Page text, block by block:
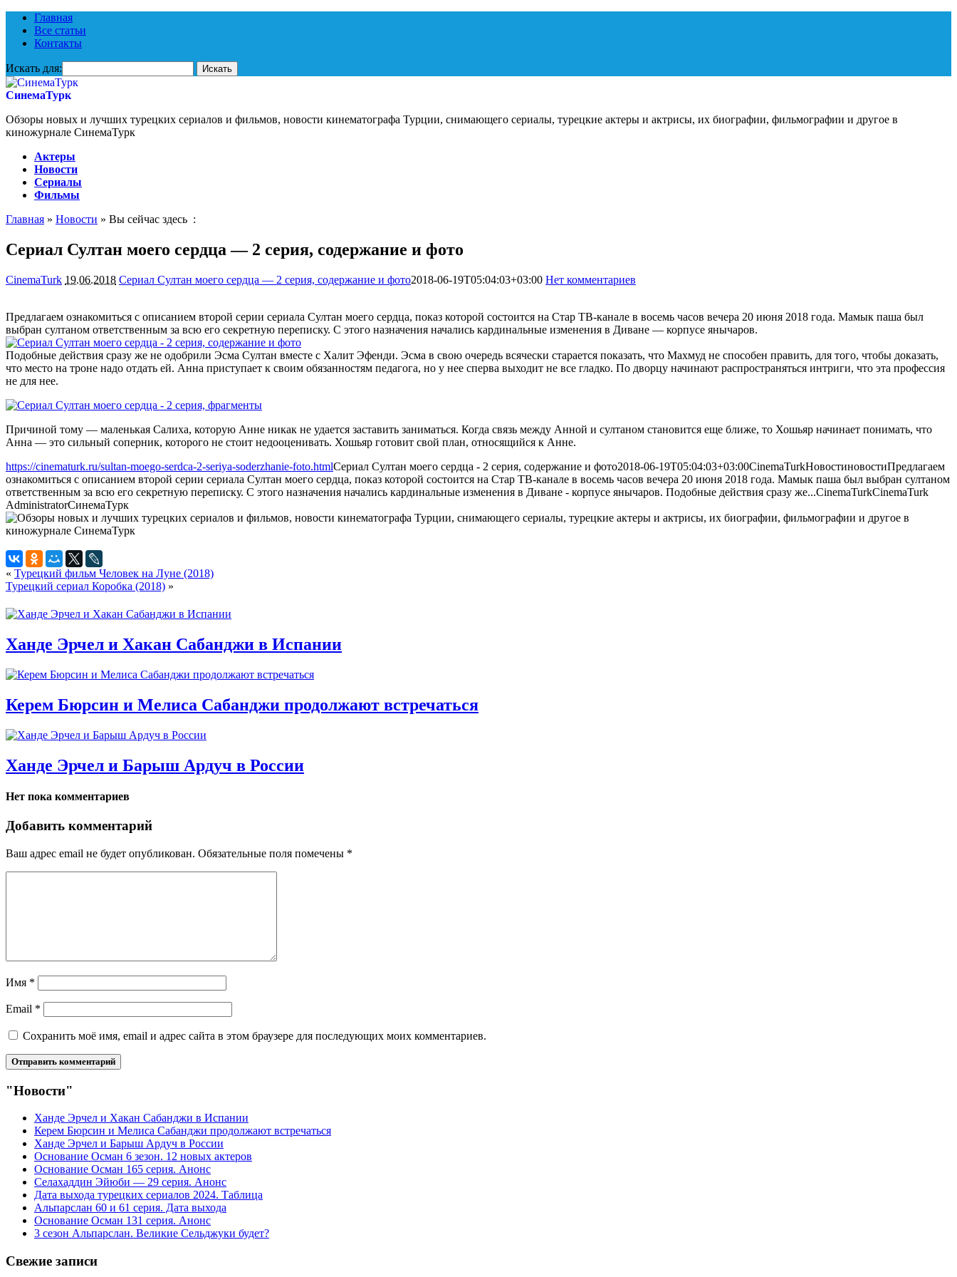
Главная
Все статьи
Контакты
Искать для:
СинемаТурк
Обзоры новых и лучших турецких сериалов и фильмов, новости кинематографа Турции, снимающего сериалы, турецкие актеры и актрисы, их биографии, фильмографии и другое в
киножурнале СинемаТурк
Актеры
Новости
Сериалы
Фильмы
Главная » Новости » Вы сейчас здесь :
Сериал Султан моего сердца — 2 серия, содержание и фото
CinemaTurk 19.06.2018 Сериал Султан моего сердца — 2 серия, содержание и фото2018-06-19T05:04:03+03:00 Нет комментариев
Предлагаем ознакомиться с описанием второй серии сериала Султан моего сердца, показ которой состоится на Стар ТВ-канале в восемь часов вечера 20 июня 2018 года. Мамык паша был
выбран султаном ответственным за всю его секретную переписку. С этого назначения начались кардинальные изменения в Диване — корпусе янычаров.
Подобные действия сразу же не одобрили Эсма Султан вместе с Халит Эфенди. Эсма в свою очередь всячески старается показать, что Махмуд не способен править, для того, чтобы доказать,
что место на троне надо отдать ей. Анна приступает к своим обязанностям педагога, но у нее сперва выходит не все гладко. По дворцу начинают распространяться интриги, что эта профессия
не для нее.
Причиной тому — маленькая Салиха, которую Анне никак не удается заставить заниматься. Когда связь между Анной и султаном становится еще ближе, то Хошьяр начинает понимать, что
Анна — это сильный соперник, которого не стоит недооценивать. Хошьяр готовит свой план, относящийся к Анне.
https://cinematurk.ru/sultan-moego-serdca-2-seriya-soderzhanie-foto.htmlСериал Султан моего сердца - 2 серия, содержание и фото2018-06-19T05:04:03+03:00CinemaTurkНовостиновостиПредлагаем
ознакомиться с описанием второй серии сериала Султан моего сердца, показ которой состоится на Стар ТВ-канале в восемь часов вечера 20 июня 2018 года. Мамык паша был выбран султаном
ответственным за всю его секретную переписку. С этого назначения начались кардинальные изменения в Диване - корпусе янычаров. Подобные действия сразу же...CinemaTurkCinemaTurk
AdministratorСинемаТурк
« Турецкий фильм Человек на Луне (2018)
Турецкий сериал Коробка (2018) »
Ханде Эрчел и Хакан Сабанджи в Испании
Керем Бюрсин и Мелиса Сабанджи продолжают встречаться
Ханде Эрчел и Барыш Ардуч в России
Нет пока комментариев
Добавить комментарий
Ваш адрес email не будет опубликован. Обязательные поля помечены *
Имя *
Email *
Сохранить моё имя, email и адрес сайта в этом браузере для последующих моих комментариев.
"Новости"
Ханде Эрчел и Хакан Сабанджи в Испании
Керем Бюрсин и Мелиса Сабанджи продолжают встречаться
Ханде Эрчел и Барыш Ардуч в России
Основание Осман 6 зезон. 12 новых актеров
Основание Осман 165 серия. Анонс
Селахаддин Эйюби — 29 серия. Анонс
Дата выхода турецких сериалов 2024. Таблица
Альпарслан 60 и 61 серия. Дата выхода
Основание Осман 131 серия. Анонс
3 сезон Альпарслан. Великие Сельджуки будет?
Свежие записи